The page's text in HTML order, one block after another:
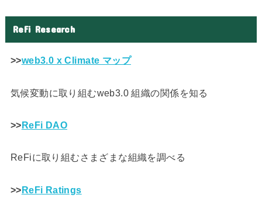
ReFi Research
>>web3.0 x Climate マップ
気候変動に取り組むweb3.0 組織の関係を知る
>>ReFi DAO
ReFiに取り組むさまざまな組織を調べる
>>ReFi Ratings